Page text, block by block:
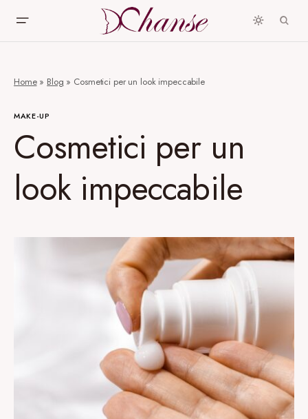
Home» Blog » Cosmetici per un look impeccabile
MAKE-UP
Cosmetici per un
look impeccabile